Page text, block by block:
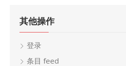
其他操作
登录
条目 feed